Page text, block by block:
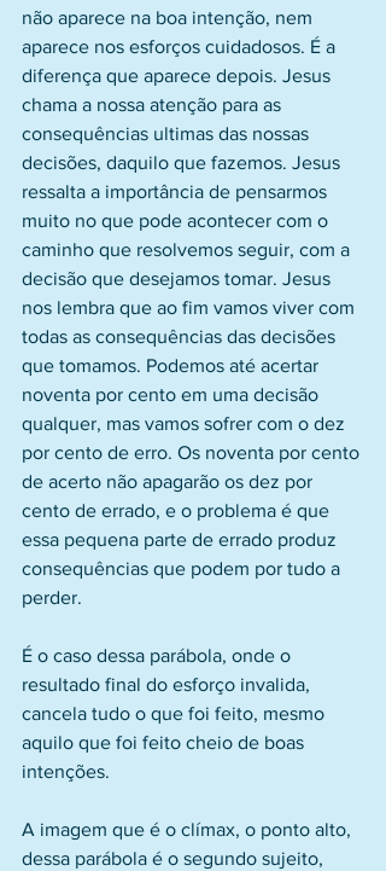
não aparece na boa intenção, nem
aparece nos esforços cuidadosos. É a
diferença que aparece depois. Jesus
chama a nossa atenção para as
consequências ultimas das nossas
decisões, daquilo que fazemos. Jesus
ressalta a importância de pensarmos
muito no que pode acontecer com o
caminho que resolvemos seguir, com a
decisão que desejamos tomar. Jesus
nos lembra que ao fim vamos viver com
todas as consequências das decisões
que tomamos. Podemos até acertar
noventa por cento em uma decisão
qualquer, mas vamos sofrer com o dez
por cento de erro. Os noventa por cento
de acerto não apagarão os dez por
cento de errado, e o problema é que
essa pequena parte de errado produz
consequências que podem por tudo a
perder.
É o caso dessa parábola, onde o
resultado final do esforço invalida,
cancela tudo o que foi feito, mesmo
aquilo que foi feito cheio de boas
intenções.
A imagem que é o clímax, o ponto alto,
dessa parábola é o segundo sujeito,